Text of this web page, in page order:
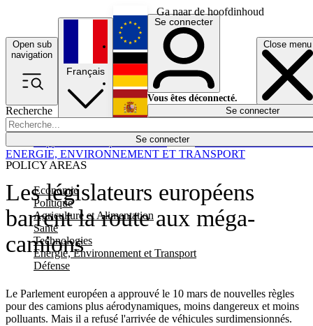
Ga naar de hoofdinhoud
Open sub
navigation
Close menu
Recherche
Se connecter
POLICY AREAS
Economie
Politique
Agriculture et Alimentation
Santé
Technologies
Energie, Environnement et Transport
Défense
Économie
Français
English
Deutsch
Español
Se connecter
Vous êtes déconnecté.
Se connecter
Les législateurs européens
barrent la route aux méga-
camions
Le Parlement européen a approuvé le 10 mars de nouvelles règles
pour des camions plus aérodynamiques, moins dangereux et moins
polluants. Mais il a refusé l'arrivée de véhicules surdimensionnés.
ENERGIE, ENVIRONNEMENT ET TRANSPORT